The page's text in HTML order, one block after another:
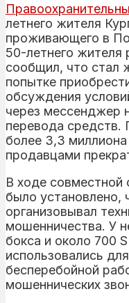
летнего жителя
проживающего в
50-летнего
сообщил, что стал
попытке
обсуждения
через мессенджер
перевода средств.
более 3,3 миллиона
продавцами
В ходе
было установлено,
организовывал
мошенничества. У
бокса и около 700
использовались
бесперебойной
мошеннических